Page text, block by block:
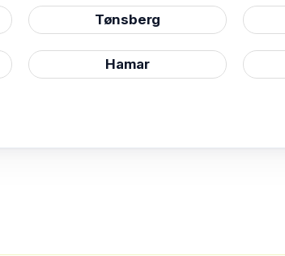
Tønsberg
Hamar